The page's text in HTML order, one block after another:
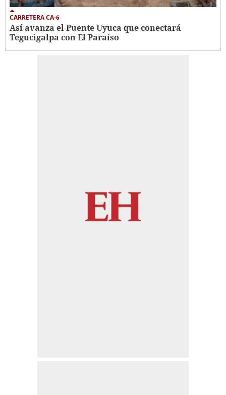
CARRETERA CA-6
Así avanza el Puente Uyuca que conectará
Tegucigalpa con El Paraíso